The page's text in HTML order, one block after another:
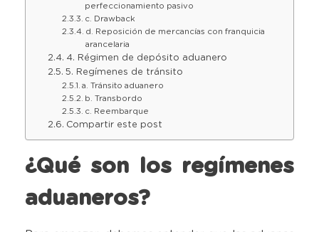
perfeccionamiento pasivo
c. Drawback
d. Reposición de mercancías con franquicia
arancelaria
4. Régimen de depósito aduanero
5. Regímenes de tránsito
a. Tránsito aduanero
b. Transbordo
c. Reembarque
Compartir este post
¿Qué son los regímenes
aduaneros?